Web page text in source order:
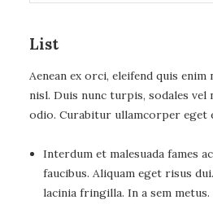
List
Aenean ex orci, eleifend quis
nisl. Duis nunc turpis, sodales vel
odio. Curabitur ullamcorper eget
Interdum et malesuada fames
faucibus. Aliquam eget risus
lacinia fringilla. In a sem metus.